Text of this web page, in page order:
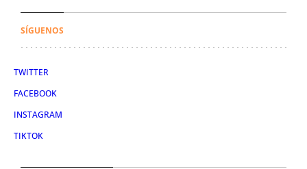
SÍGUENOS
TWITTER
FACEBOOK
INSTAGRAM
TIKTOK